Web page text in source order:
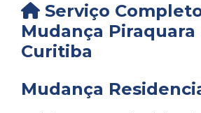
Serviço
Mudança Piraquara
Curitiba
Mudança